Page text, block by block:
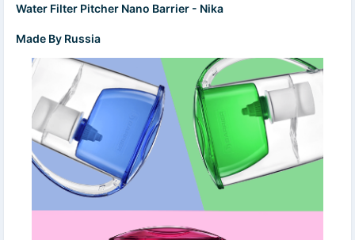
Water Filter Pitcher Nano Barrier - Nika
Made By Russia